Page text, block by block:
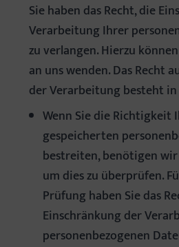
Sie haben das Recht, die
Verarbeitung Ihrer
zu verlangen. Hierzu
an uns wenden. Das Recht
der Verarbeitung besteht
Wenn Sie die Richtigkeit
gespeicherten
bestreiten, benötigen
um dies zu überprüfen.
Prüfung haben Sie das
Einschränkung der
personenbezogenen